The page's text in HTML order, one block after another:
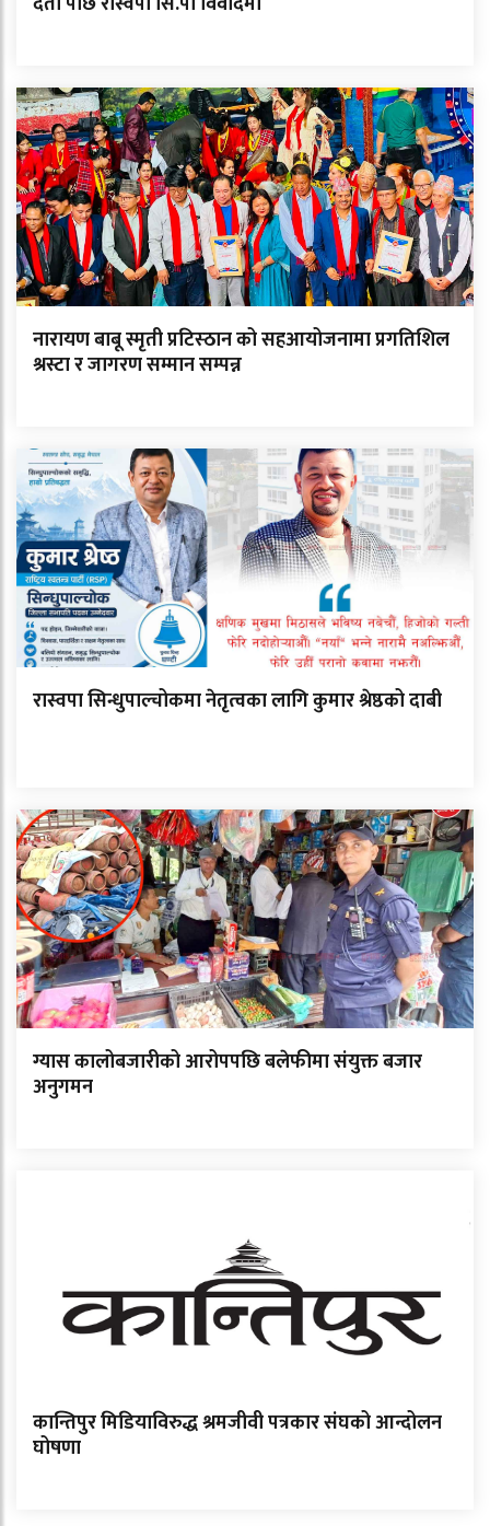
नारायण बाबू स्मृती प्रटिस्ठान को सहआयोजनामा प्रगतिशिल
श्रस्टा र जागरण सम्मान सम्पन्न
रास्वपा सिन्धुपाल्चोकमा नेतृत्वका लागि कुमार श्रेष्ठको दाबी
ग्यास कालोबजारीको आरोपपछि बलेफीमा संयुक्त बजार
अनुगमन
कान्तिपुर मिडियाविरुद्ध श्रमजीवी पत्रकार संघको आन्दोलन
घोषणा